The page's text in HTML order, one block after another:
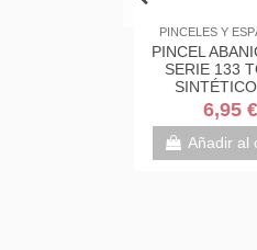
PINCELES Y
PINCEL
SERIE 133
6,95
Añadir